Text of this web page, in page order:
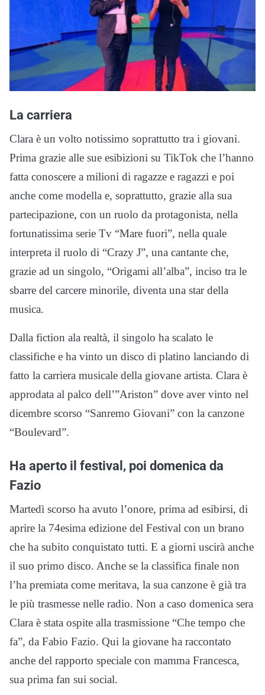
La carriera
Clara è un volto notissimo soprattutto tra i giovani.
Prima grazie alle sue esibizioni su TikTok che l’hanno
fatta conoscere a milioni di ragazze e ragazzi e poi
anche come modella e, soprattutto, grazie alla sua
partecipazione, con un ruolo da protagonista, nella
fortunatissima serie Tv “Mare fuori”, nella quale
interpreta il ruolo di “Crazy J”, una cantante che,
grazie ad un singolo, “Origami all’alba”, inciso tra le
sbarre del carcere minorile, diventa una star della
musica.
Dalla fiction ala realtà, il singolo ha scalato le
classifiche e ha vinto un disco di platino lanciando di
fatto la carriera musicale della giovane artista. Clara è
approdata al palco dell’”Ariston” dove aver vinto nel
dicembre scorso “Sanremo Giovani” con la canzone
“Boulevard”.
Ha aperto il festival, poi domenica da
Fazio
Martedì scorso ha avuto l’onore, prima ad esibirsi, di
aprire la 74esima edizione del Festival con un brano
che ha subito conquistato tutti. E a giorni uscirà anche
il suo primo disco. Anche se la classifica finale non
l’ha premiata come meritava, la sua canzone è già tra
le più trasmesse nelle radio. Non a caso domenica sera
Clara è stata ospite alla trasmissione “Che tempo che
fa”, da Fabio Fazio. Qui la giovane ha raccontato
anche del rapporto speciale con mamma Francesca,
sua prima fan sui social.